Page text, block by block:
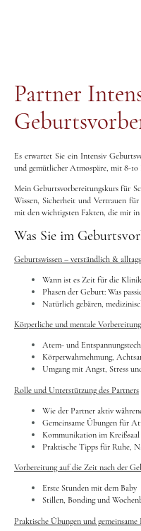
Partner
Es erwartet Sie ein Intensiv
und gemütlicher Atmospäre, mit 8-10
Mein Geburtsvorbereitungskurs für
Wissen, Sicherheit und Vertrauen
mit den wichtigsten Fakten, die mir
Was Sie im
Geburtswissen – verständlich &
Wann ist es Zeit für die
Phasen der Geburt: Was
Natürlich gebären,
Körperliche und mentale Vorbereitung
Atem- und
Körperwahrnehmung,
Umgang mit Angst, Stress
Rolle und Unterstützung des Partners
Wie der Partner aktiv
Gemeinsame Übungen für
Kommunikation im
Praktische Tipps für Ruhe,
Vorbereitung auf die Zeit nach der
Erste Stunden mit dem Baby
Stillen, Bonding und
Praktische Übungen und gemeinsame